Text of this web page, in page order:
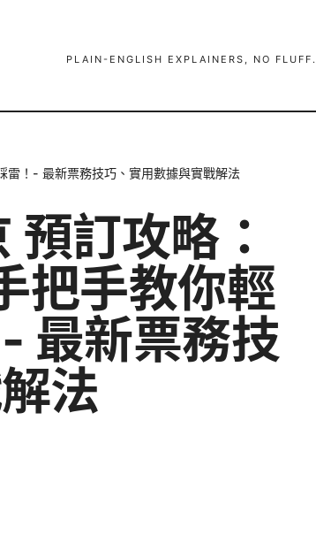
PLAIN-ENGLISH EXPLAINERS, NO FLUFF.
！- 最新票務技巧、實用數據與實戰解法
訂攻略：
把手教你輕
最新票務技
法